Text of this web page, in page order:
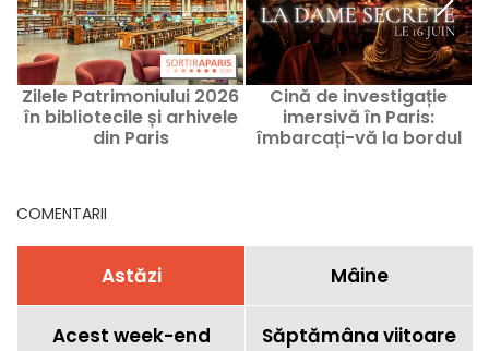
Zilele Patrimoniului 2026
în bibliotecile și arhivele
din Paris
Cină de investigație
imersivă în Paris:
îmbarcați-vă la bordul
COMENTARII
Astăzi Mâine
Acest week-end Săptămâna viitoare